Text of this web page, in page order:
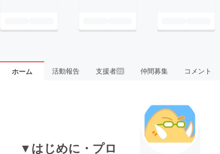
ホーム 活動報告 支援者 22 仲間募集 コメント
▼はじめに・プロ